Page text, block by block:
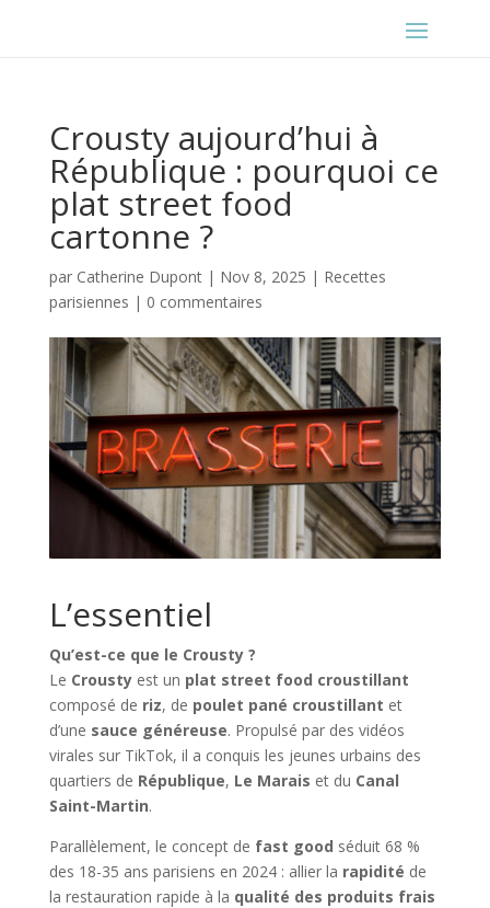
Crousty aujourd’hui à
République : pourquoi ce
plat street food
cartonne ?
par Catherine Dupont| Nov 8, 2025 | Recettes
parisiennes | 0 commentaires
L’essentiel
Qu’est-ce que le Crousty ?
Le Croustyest un plat street food croustillant
composé de riz, de poulet pané croustillant et
d’une sauce généreuse. Propulsé par des vidéos
virales sur TikTok, il a conquis les jeunes urbains des
quartiers de République, Le Marais et du Canal
Saint-Martin.
Parallèlement, le concept de fast good séduit 68 %
des 18-35 ans parisiens en 2024 : allier la rapidité de
la restauration rapide à la qualité des produits frais